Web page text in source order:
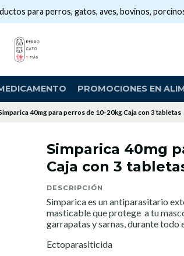
PROMOCIONES EN
para perros, gatos, aves, bovinos,
40mg para perros de 10-20kg Caja con 3 tabletas
Simparica 40mg
Caja con 3
DESCRIPCIÓN
Simparica es un antiparasitario
masticable que protege a tu
garrapatas y sarnas, durante todo
Ectoparasiticida